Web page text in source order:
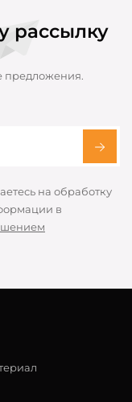
рассылку
предложения.
на обработку
в